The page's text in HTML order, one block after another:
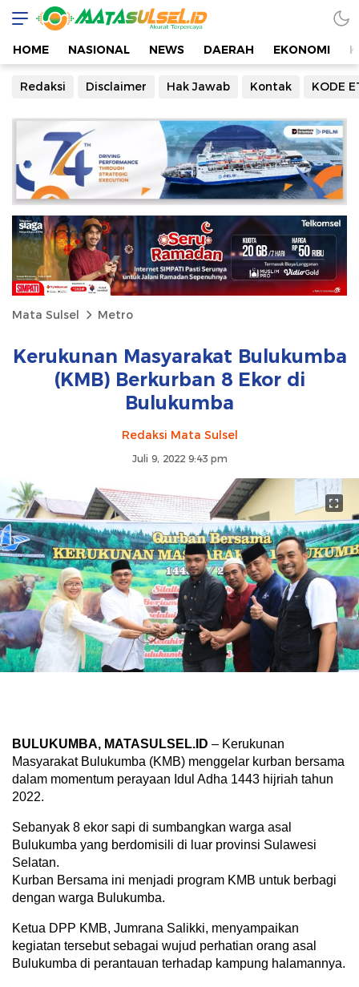
HOME NASIONAL NEWS DAERAH EKONOMI
Redaksi Disclaimer Hak Jawab Kontak KODE
Mata Sulsel Metro
Kerukunan Masyarakat Bulukumba
(KMB) Berkurban 8 Ekor di
Bulukumba
Redaksi Mata Sulsel
Juli 9, 2022 9:43 pm
BULUKUMBA, MATASULSEL.ID – Kerukunan
Masyarakat Bulukumba (KMB) menggelar kurban bersama
dalam momentum perayaan Idul Adha 1443 hijriah tahun
2022.
Sebanyak 8 ekor sapi di sumbangkan warga asal
Bulukumba yang berdomisili di luar provinsi Sulawesi
Selatan.
Kurban Bersama ini menjadi program KMB untuk berbagi
dengan warga Bulukumba.
Ketua DPP KMB, Jumrana Salikki, menyampaikan
kegiatan tersebut sebagai wujud perhatian orang asal
Bulukumba di perantauan terhadap kampung halamannya.